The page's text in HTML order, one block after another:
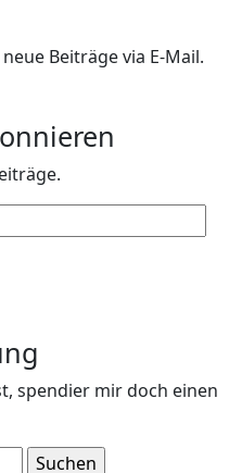
Beiträge via E-Mail.
spendier mir doch einen